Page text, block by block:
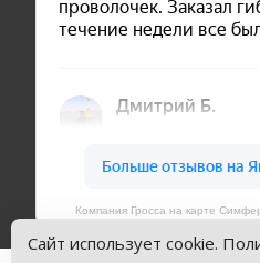
Компания Гросса на карте
Сайт использует cookie.